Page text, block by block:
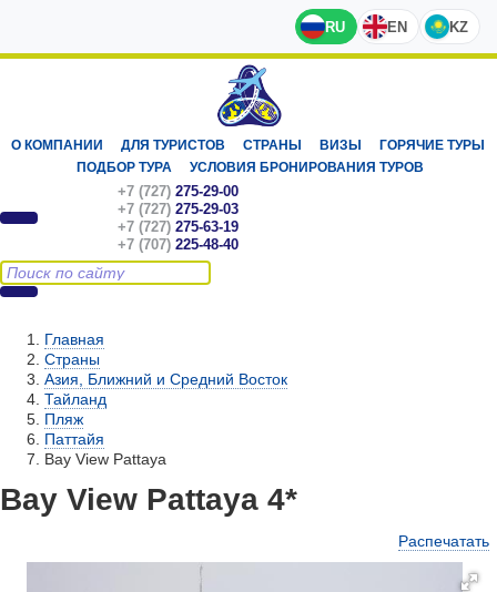
RU EN KZ
О КОМПАНИИ ДЛЯ ТУРИСТОВ СТРАНЫ ВИЗЫ
ГОРЯЧИЕ ТУРЫ
ПОДБОР ТУРА
УСЛОВИЯ БРОНИРОВАНИЯ ТУРОВ
+7 (727) 275-29-00
+7 (727) 275-29-03
+7 (727) 275-63-19
+7 (707) 225-48-40
Главная
Страны
Азия, Ближний и Средний Восток
Тайланд
Пляж
Паттайя
Bay View Pattaya
Bay View Pattaya 4*
Распечатать